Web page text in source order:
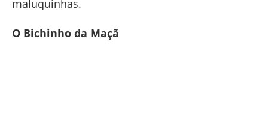
maluquinhas.
O Bichinho da Maçã